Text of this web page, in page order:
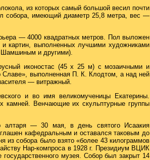
из которых самый большой весил почти
собора, имеющий диаметр 25,8 метра, вес —
— 4000 квадратных метров. Пол выложен
картин, выполненных лучшими художниками
и другими).
иконостас (45 х 25 м) с мозаичными и
Славе», выполненная П. К. Клодтом, а над ней
— витражный.
и во имя великомученицы Екатерины.
камней. Венчающие их скульптурные группы
алтаря — 30 мая, в день святого Исаакия
кафедральным и оставался таковым до
из собора было взято «более 43 килограммов
Нар-компроса в 1928 г. Президиум ВЦИК
музея. Собор был закрыт 14